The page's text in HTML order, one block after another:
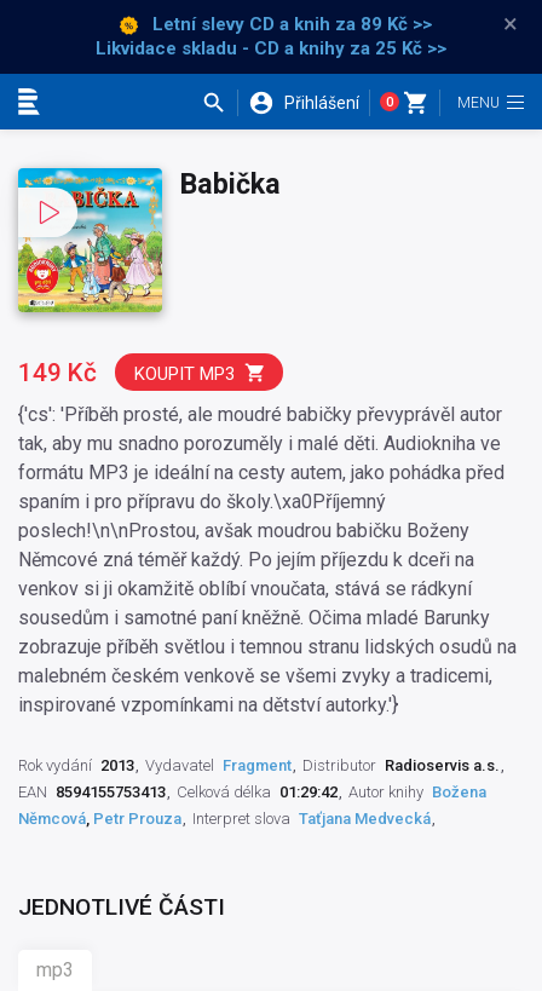
Letní slevy CD a knih za 89 Kč >>
Likvidace skladu - CD a knihy za 25 Kč >>
×
Přihlášení 0
Babička
{'cs': 'Příběh prosté, ale moudré babičky převyprávěl autor
tak, aby mu snadno porozuměly i malé děti. Audiokniha ve
formátu MP3 je ideální na cesty autem, jako pohádka před
spaním i pro přípravu do školy.\xa0Příjemný
poslech!\n\nProstou, avšak moudrou babičku Boženy
Němcové zná téměř každý. Po jejím příjezdu k dceři na
venkov si ji okamžitě oblíbí vnoučata, stává se rádkyní
sousedům i samotné paní kněžně. Očima mladé Barunky
zobrazuje příběh světlou i temnou stranu lidských osudů na
malebném českém venkově se všemi zvyky a tradicemi,
inspirované vzpomínkami na dětství autorky.'}
149 Kč KOUPIT MP3
Rok vydání 2013 Vydavatel Fragment Distributor Radioservis a.s.
EAN 8594155753413 Celková délka 01:29:42 Autor knihy Božena
Němcová, Petr Prouza Interpret slova Taťjana Medvecká
JEDNOTLIVÉ ČÁSTI
mp3